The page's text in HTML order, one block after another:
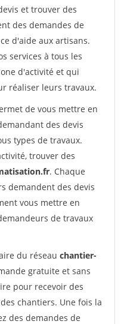
et trouver des
des demandes de
d'aide aux artisans.
services à tous les
d'activité et qui
réaliser leurs travaux.
de vous mettre en
des devis
types de travaux.
trouver des
. Chaque
demandent des devis
vous mettre en
de travaux
du réseau chantier-
gratuite et sans
pour recevoir des
chantiers. Une fois la
des demandes de